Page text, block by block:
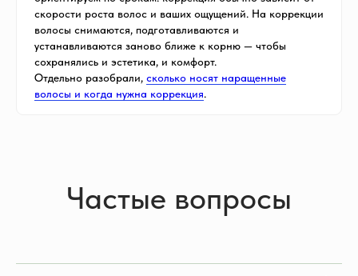
скорости роста волос и ваших ощущений. На коррекции
волосы снимаются, подготавливаются и
устанавливаются заново ближе к корню — чтобы
сохранялись и эстетика, и комфорт.
Отдельно разобрали, сколько носят наращенные
волосы и когда нужна коррекция.
Частые вопросы